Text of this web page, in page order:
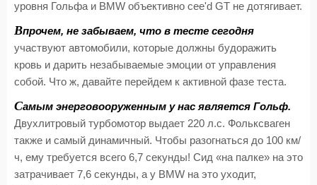
уровня Гольфа и BMW объективно cee'd GT не дотягивает.
Впрочем, не забываем, что в тесте сегодня
участвуют автомобили, которые должны будоражить
кровь и дарить незабываемые эмоции от управления
собой. Что ж, давайте перейдем к активной фазе теста.
Самым энерговооруженным у нас является Гольф.
Двухлитровый турбомотор выдает 220 л.с. Фольксваген
также и самый динамичный. Чтобы разогнаться до 100 км/
ч, ему требуется всего 6,7 секунды! Сид «на палке» на это
затрачивает 7,6 секунды, а у BMW на это уходит,